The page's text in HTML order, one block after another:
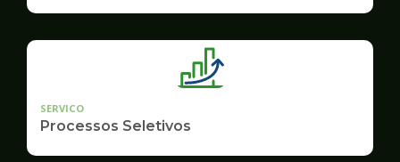
SERVICO
Processos Seletivos